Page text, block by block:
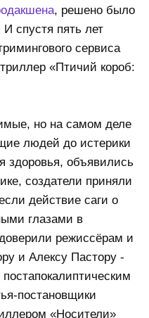
, решено было
спустя пять лет
сервиса
«Птичий короб:
но на самом деле
людей до истерики
здоровья, объявились
создатели приняли
действие саги о
глазами в
режиссёрам и
и Алексу Пастору -
постановщики
«Носители»